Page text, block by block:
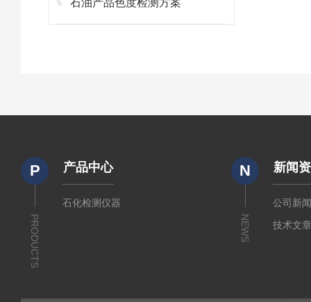
石油产品色度检测方案
P
PRODUCTS
产品中心
石化检测仪器
N
NEWS
新闻
公司新
技术文